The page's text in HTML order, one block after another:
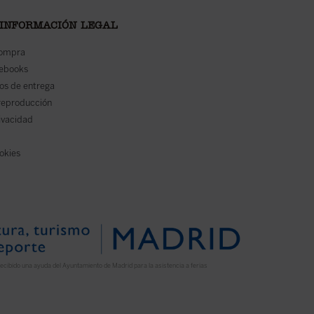
LEGAL
de entrega
una ayuda del Ayuntamiento de Madrid para la asistencia a ferias